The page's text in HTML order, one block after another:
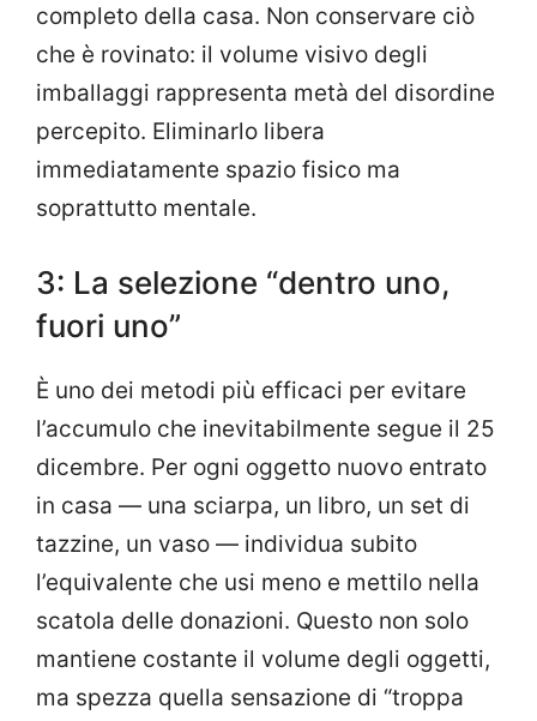
completo della casa. Non conservare ciò
che è rovinato: il volume visivo degli
imballaggi rappresenta metà del disordine
percepito. Eliminarlo libera
immediatamente spazio fisico ma
soprattutto mentale.
3: La selezione “dentro uno,
fuori uno”
È uno dei metodi più efficaci per evitare
l’accumulo che inevitabilmente segue il 25
dicembre. Per ogni oggetto nuovo entrato
in casa — una sciarpa, un libro, un set di
tazzine, un vaso — individua subito
l’equivalente che usi meno e mettilo nella
scatola delle donazioni. Questo non solo
mantiene costante il volume degli oggetti,
ma spezza quella sensazione di “troppa